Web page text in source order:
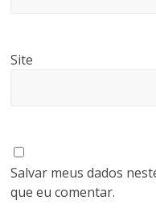
Site
Salvar meus dados
que eu comentar.